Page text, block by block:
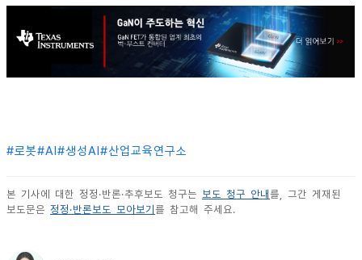
#로봇#AI#생성AI#산업교육연구소
본 기사에 대한 정정·반론·추후보도 청구는 보도 청구 안내 를, 그간 게재된
보도문은 정정·반론보도 모아보기 를 참고해 주세요.